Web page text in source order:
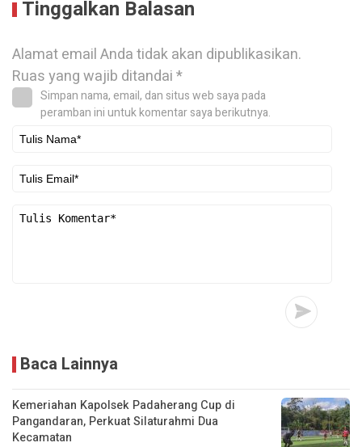
Tinggalkan Balasan
Alamat email Anda tidak akan dipublikasikan.
Ruas yang wajib ditandai*
Simpan nama, email, dan situs web saya pada
peramban ini untuk komentar saya berikutnya.
Baca Lainnya
Kemeriahan Kapolsek Padaherang Cup di
Pangandaran, Perkuat Silaturahmi Dua
Kecamatan